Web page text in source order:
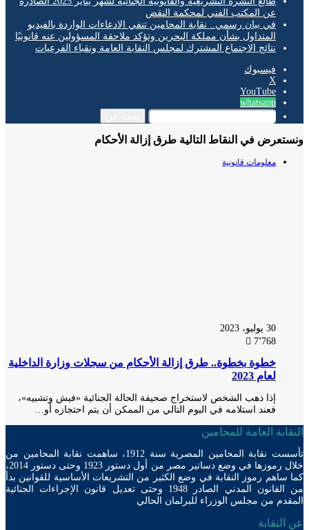
عن المكتب الفني لمحكمة النقض
في بيان رسمي.. نقابة المحامين تنفي الادعاءات الواردة بالفيديو
المتداول بشأن مملكة البحرين وتؤكد ملاحقة المسؤولين عنه قانونيًا
نتائج الاجتماع المشترك لمجلس النقابة العامة ونقباء الفرعيات
فيسبوك
‫YouTube
whatsapp
في النقاط التالية طرق إزالة الأحكام
معلومات قانونية
7٬768
خطوة بخطوة.. طرق إزالة الأحكام من سجلات وزارة الداخلية
إذا ذهب الشخص لاستخراج صحيفة الحالة الجنائية «فيش وتشبيه»،
فعند استلامه في اليوم التالي من الممكن أن يتم احتجازه أو…
العامة للمحامين
تأسست نقابة المحامين المصرية سنة 1912، ساهمت نقابة المحامين من
خلال رموزها في وضع دساتير مصر من أول دستور 1923 وحتى دستور 2014،
رموز النقابة في وضع الكثير من التشريعات الأساسية للقوانين بدأ
من القانون المدني الصادر 1948 وحتى تعديل قانون الإجراءات الجنائية
من مجلس الوزراء للبرلمان الحالي